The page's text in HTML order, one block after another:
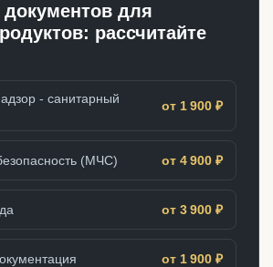
для
рассчитайте
- санитарный
от 1 900 ₽
(МЧС) от 4 900 ₽
от 3 900 ₽
от 1 900 ₽